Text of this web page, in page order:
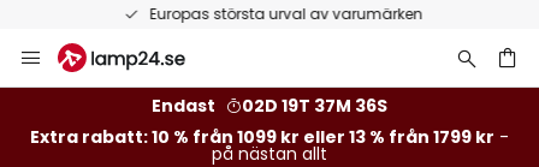
Europas största urval av varumärken
Hoppa
till
Endast
02D 19T 37M 36S
Extra rabatt: 10 % från 1099 kr eller 13 % från 1799 kr -
på nästan allt